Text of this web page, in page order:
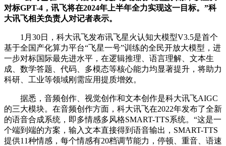
对标GPT-4，讯飞将在2024年上半年全力实现这一目标。”科
大讯飞相关负责人对记者表示。
1月30日，科大讯飞发布讯飞星火认知大模型V3.5是首个
基于全国产化算力平台“飞星一号”训练的全民开放大模型，进
一步对标国际最先进水平，在逻辑推理、语言理解、文本生
成、数学答题、代码、多模态等核心能力均显著提升，将助力
科研、工业等领域刚需应用提质增效。
据悉，音频创作、视觉创作和文本创作是科大讯飞AIGC
的三大模块。在音频创作方面，科大讯飞在2022年发布了全新
的语音合成系统，即多情感多风格SMART-TTS系统。“这是一
个端到端的方案，输入文本直接得到语音输出，SMART-TTS
提供11种情感，每个情感有20档调节能力，停顿、重音、语速